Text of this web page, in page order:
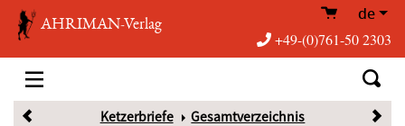
AHRIMAN-Verlag de
+49-(0)761-50 2303
Ketzerbriefe Gesamtverzeichnis